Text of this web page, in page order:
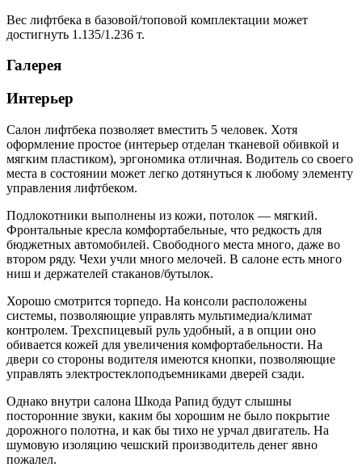
Вес лифтбека в базовой/топовой комплектации может
достигнуть 1.135/1.236 т.
Галерея
Интерьер
Салон лифтбека позволяет вместить 5 человек. Хотя
оформление простое (интерьер отделан тканевой обивкой и
мягким пластиком), эргономика отличная. Водитель со своего
места в состоянии может легко дотянуться к любому элементу
управления лифтбеком.
Подлокотники выполнены из кожи, потолок — мягкий.
Фронтальные кресла комфортабельные, что редкость для
бюджетных автомобилей. Свободного места много, даже во
втором ряду. Чехи учли много мелочей. В салоне есть много
ниш и держателей стаканов/бутылок.
Хорошо смотрится торпедо. На консоли расположены
системы, позволяющие управлять мультимедиа/климат
контролем. Трехспицевый руль удобный, а в опции оно
обивается кожей для увеличения комфортабельности. На
двери со стороны водителя имеются кнопки, позволяющие
управлять электростеклоподъемниками дверей сзади.
Однако внутри салона Шкода Рапид будут слышны
посторонние звуки, каким бы хорошим не было покрытие
дорожного полотна, и как бы тихо не урчал двигатель. На
шумовую изоляцию чешский производитель денег явно
пожалел.